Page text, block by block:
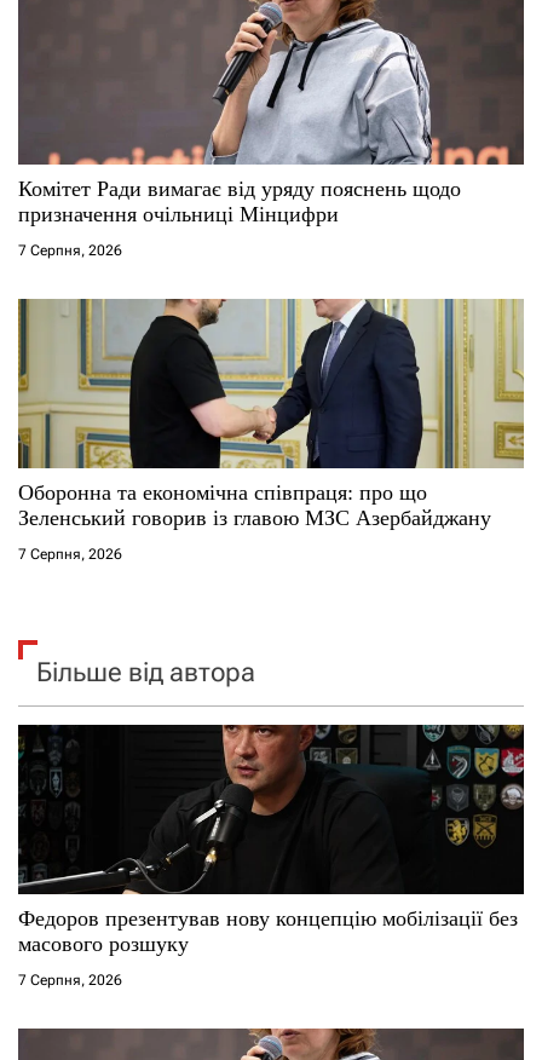
Комітет Ради вимагає від уряду пояснень щодо
призначення очільниці Мінцифри
7 Серпня, 2026
Оборонна та економічна співпраця: про що
Зеленський говорив із главою МЗС Азербайджану
7 Серпня, 2026
Більше від автора
Федоров презентував нову концепцію мобілізації без
масового розшуку
7 Серпня, 2026